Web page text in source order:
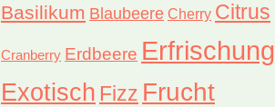
Basilikum Blaubeere Cherry Citrus
Cranberry Erdbeere Erfrischung
Exotisch Fizz Frucht